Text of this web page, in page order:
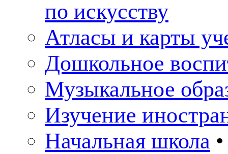
по искусству
Атласы и карты
Дошкольное
Музыкальное
Изучение
Начальная школа •